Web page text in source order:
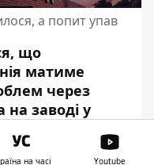
а попит упав
що
матиме
через
на заводі у
Але
й
на часі Youtube